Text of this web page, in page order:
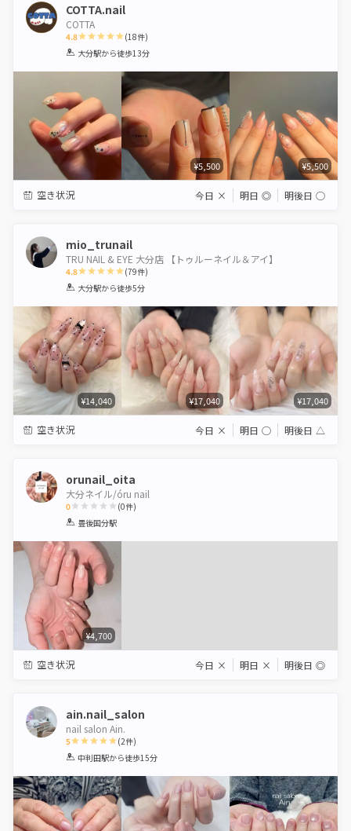
COTTA.nail
COTTA
4.8
1 2 3 4 5
(18件)
大分駅から徒歩13分
¥5,500 ¥5,500
空き状況 今日 × 明日 ◎ 明後日 ◯
mio_trunail
TRU NAIL & EYE 大分店 【トゥルーネイル＆アイ】
4.8
1 2 3 4 5
(79件)
大分駅から徒歩5分
¥14,040 ¥17,040 ¥17,040
空き状況 今日 × 明日 ◯ 明後日 △
orunail_oita
大分ネイル/óru nail
0
1 2 3 4 5
(0件)
豊後国分駅
¥4,700
空き状況 今日 × 明日 × 明後日 ◎
ain.nail_salon
nail salon Ain.
5
1 2 3 4 5
(2件)
中判田駅から徒歩15分